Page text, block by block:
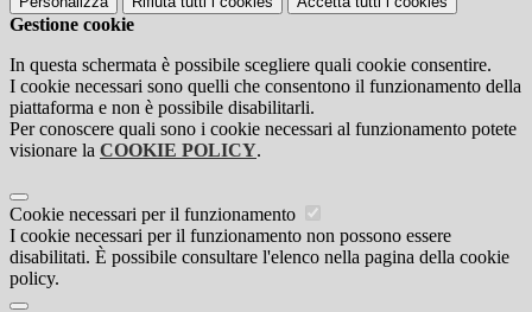
Gestione cookie
In questa schermata è possibile scegliere quali cookie consentire.
I cookie necessari sono quelli che consentono il funzionamento della
piattaforma e non è possibile disabilitarli.
Per conoscere quali sono i cookie necessari al funzionamento potete
visionare la COOKIE POLICY.
Cookie necessari per il funzionamento
I cookie necessari per il funzionamento non possono essere
disabilitati. È possibile consultare l'elenco nella pagina della cookie
policy.